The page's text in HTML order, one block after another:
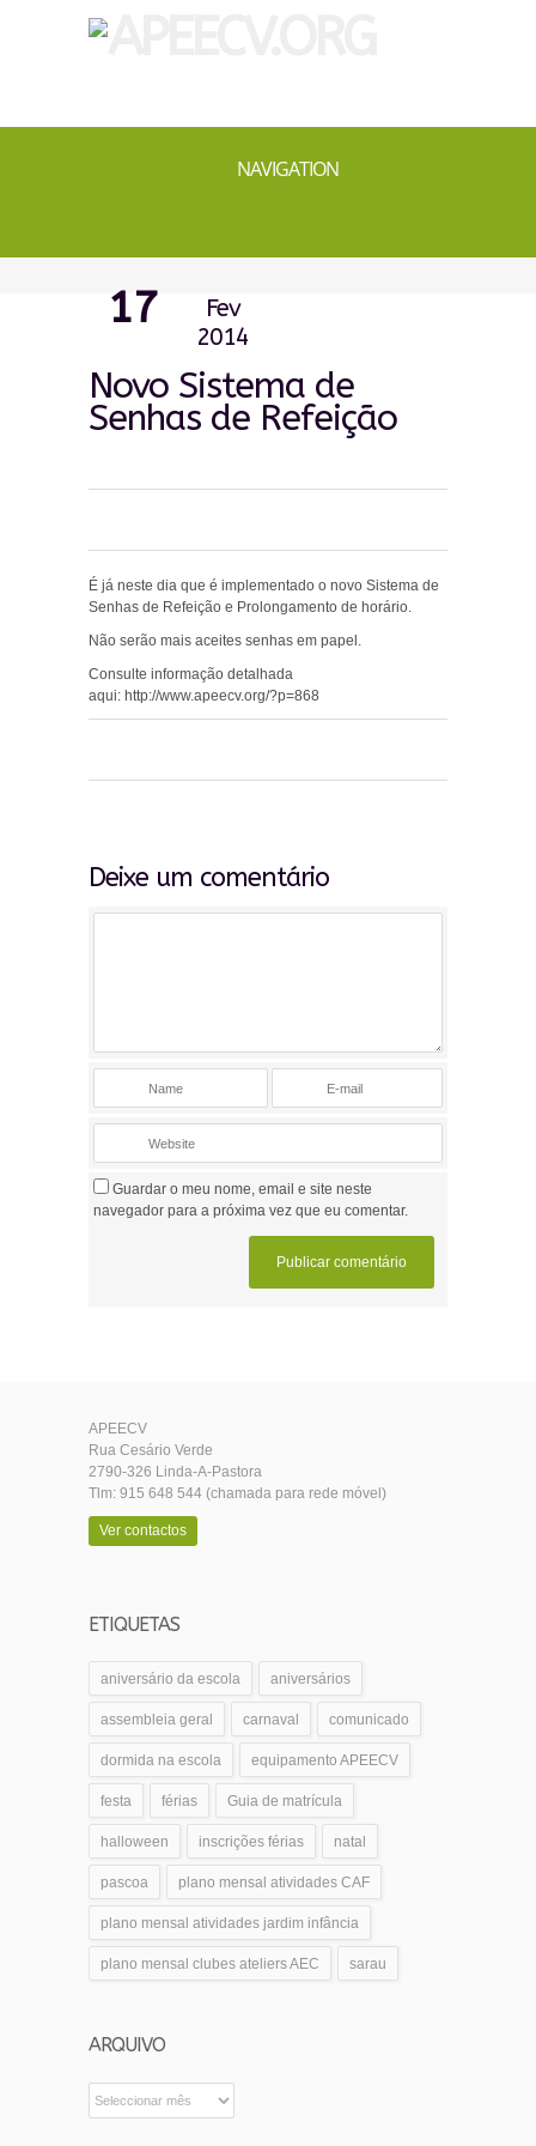
NAVIGATION
17
Fev
2014
Novo Sistema de
Senhas de Refeição
É já neste dia que é implementado o novo Sistema de
Senhas de Refeição e Prolongamento de horário.
Não serão mais aceites senhas em papel.
Consulte informação detalhada
aqui: http://www.apeecv.org/?p=868
Deixe um comentário
Guardar o meu nome, email e site neste
navegador para a próxima vez que eu comentar.
APEECV
Rua Cesário Verde
2790-326 Linda-A-Pastora
Tlm: 915 648 544 (chamada para rede móvel)
Ver contactos
ETIQUETAS
aniversário da escola aniversários
assembleia geral carnaval comunicado
dormida na escola equipamento APEECV
festa férias Guia de matrícula
halloween inscrições férias natal
pascoa plano mensal atividades CAF
plano mensal atividades jardim infância
plano mensal clubes ateliers AEC sarau
ARQUIVO